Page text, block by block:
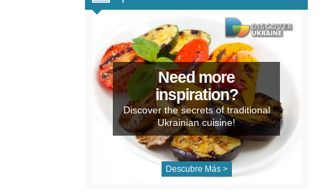
Need more
inspiration?
Discover the secrets of traditional
Ukrainian cuisine!
Descubre Más >